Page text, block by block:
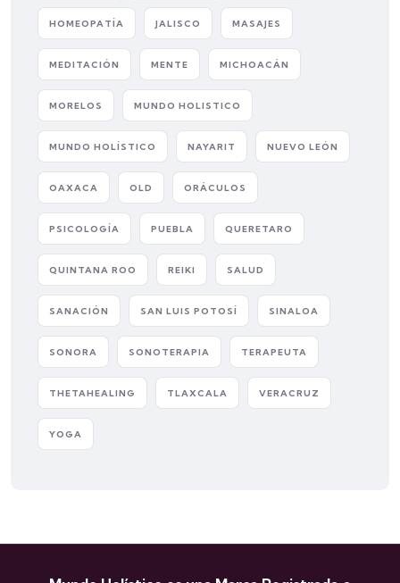
HOMEOPATÍA JALISCO MASAJES
MEDITACIÓN MENTE MICHOACÁN
MORELOS MUNDO HOLISTICO
MUNDO HOLÍSTICO NAYARIT NUEVO LEÓN
OAXACA OLD ORÁCULOS
PSICOLOGÍA PUEBLA QUERETARO
QUINTANA ROO REIKI SALUD
SANACIÓN SAN LUIS POTOSÍ SINALOA
SONORA SONOTERAPIA TERAPEUTA
THETAHEALING TLAXCALA VERACRUZ
YOGA